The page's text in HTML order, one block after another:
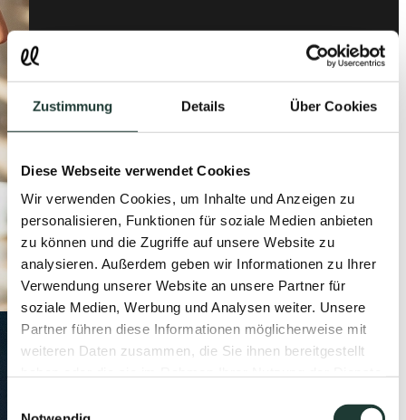
Zustimmung Details Über Cookies
Diese Webseite verwendet Cookies
Wir verwenden Cookies, um Inhalte und Anzeigen zu
personalisieren, Funktionen für soziale Medien anbieten
zu können und die Zugriffe auf unsere Website zu
analysieren. Außerdem geben wir Informationen zu Ihrer
Verwendung unserer Website an unsere Partner für
soziale Medien, Werbung und Analysen weiter. Unsere
Partner führen diese Informationen möglicherweise mit
weiteren Daten zusammen, die Sie ihnen bereitgestellt